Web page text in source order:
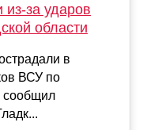
из-за ударов
области
в
ВСУ по
сообщил